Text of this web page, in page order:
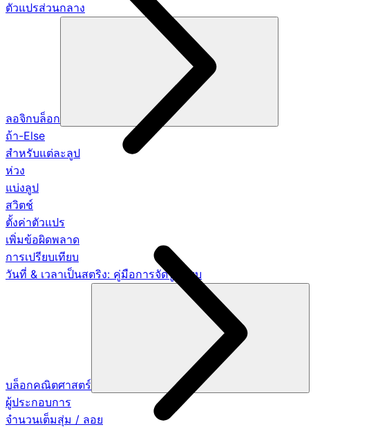
ตัวแปรส่วนกลาง
ลอจิกบล็อก
ถ้า-Else
สำหรับแต่ละลูป
ห่วง
แบ่งลูป
สวิตช์
ตั้งค่าตัวแปร
เพิ่มข้อผิดพลาด
การเปรียบเทียบ
วันที่ & เวลาเป็นสตริง: คู่มือการจัดรูปแบบ
บล็อกคณิตศาสตร์
ผู้ประกอบการ
จำนวนเต็มสุ่ม / ลอย